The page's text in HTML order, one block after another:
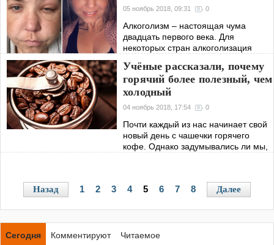
05 ноябрь 2018, 09:31 0
Алкоголизм – настоящая чума
двадцать первого века. Для
некоторых стран алкоголизация
национальная катастрофа. Между
тем, среди алкоголиков есть и
немало людей, которые понимают
Учёные рассказали, почему
горячий более полезный, чем
холодный
04 ноябрь 2018, 17:54 0
Почти каждый из нас начинает свой
новый день с чашечки горячего
кофе. Однако задумывались ли мы,
Назад
1 2 3 4 5 6 7 8 Далее
Сегодня Комментируют Читаемое